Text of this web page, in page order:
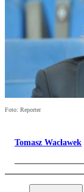
Foto: Reporter
Tomasz Wacławek